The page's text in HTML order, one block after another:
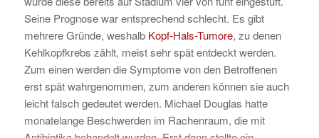
Seine Prognose war entsprechend schlecht. Es gibt
mehrere Gründe, weshalb Kopf-Hals-Tumore, zu denen
Kehlkopfkrebs zählt, meist sehr spät entdeckt werden.
Zum einen werden die Symptome von den Betroffenen
erst spät wahrgenommen, zum anderen können sie auch
leicht falsch gedeutet werden. Michael Douglas hatte
monatelange Beschwerden im Rachenraum, die mit